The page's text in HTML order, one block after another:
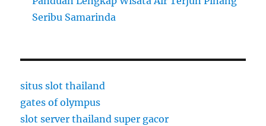
Seribu Samarinda
situs slot thailand
gates of olympus
slot server thailand super gacor